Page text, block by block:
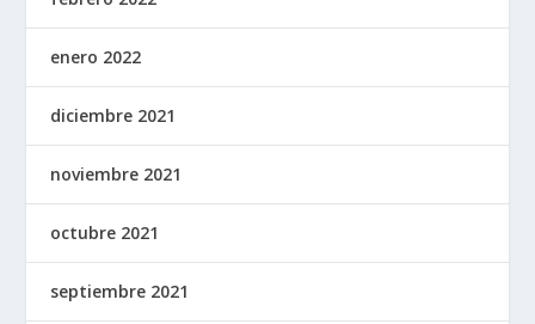
enero 2022
diciembre 2021
noviembre 2021
octubre 2021
septiembre 2021